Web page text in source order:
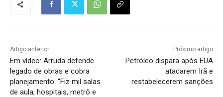
Artigo anterior
Em vídeo: Arruda defende
legado de obras e cobra
planejamento: “Fiz mil salas
de aula, hospitais, metrô e
Próximo artigo
Petróleo dispara após EUA
atacarem Irã e
restabelecerem sanções